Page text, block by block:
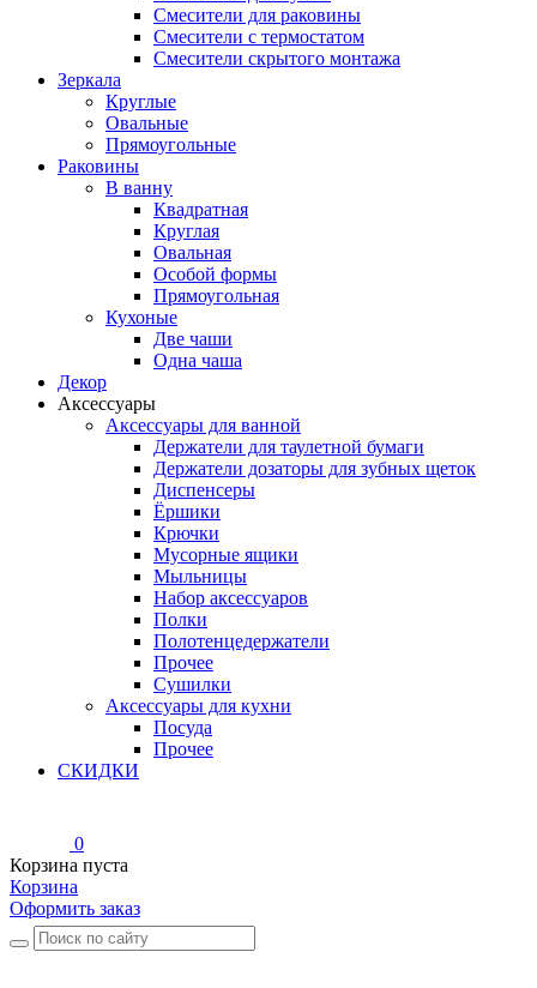
Смесители для раковины
Смесители с термостатом
Смесители скрытого монтажа
Зеркала
Круглые
Овальные
Прямоугольные
Раковины
В ванну
Квадратная
Круглая
Овальная
Особой формы
Прямоугольная
Кухоные
Две чаши
Одна чаша
Декор
Аксессуары
Аксессуары для ванной
Держатели для таулетной бумаги
Держатели дозаторы для зубных щеток
Диспенсеры
Ёршики
Крючки
Мусорные ящики
Мыльницы
Набор аксессуаров
Полки
Полотенцедержатели
Прочее
Сушилки
Аксессуары для кухни
Посуда
Прочее
СКИДКИ
0
Корзина пуста
Корзина
Оформить заказ